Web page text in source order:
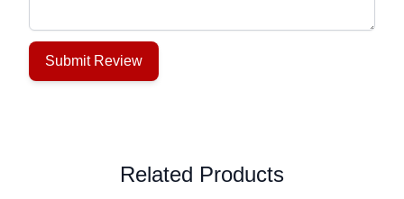
Submit Review
Related Products